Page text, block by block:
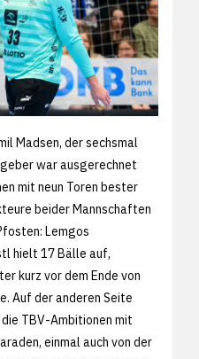
Madsen, der sechsmal
war ausgerechnet
mit neun Toren bester
beider Mannschaften
Lemgos
hielt 17 Bälle auf,
kurz vor dem Ende von
Auf der anderen Seite
TBV-Ambitionen mit
einmal auch von der